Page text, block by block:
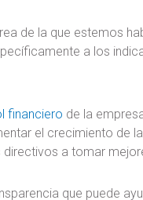
de la que estemos
a los
financiero de la
el crecimiento de
a tomar
que puede